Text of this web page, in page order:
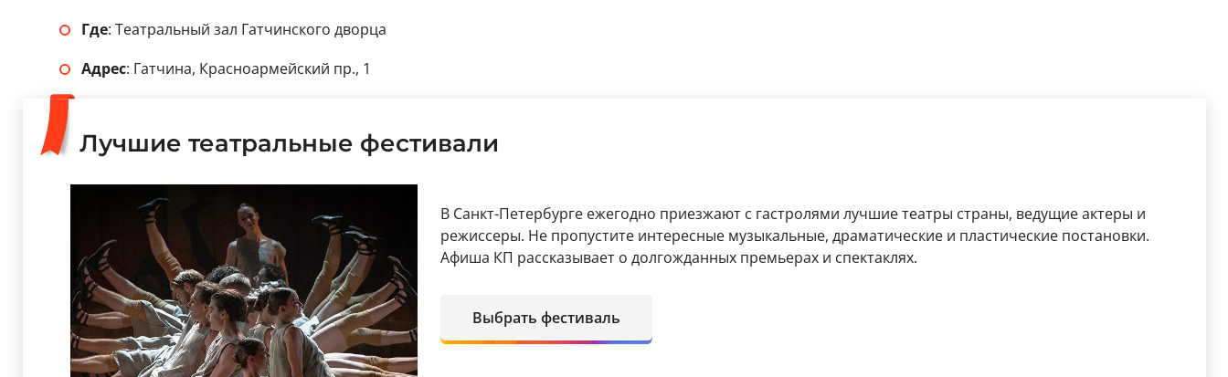
Где: Театральный зал Гатчинского дворца
Адрес: Гатчина, Красноармейский пр., 1
Лучшие театральные фестивали
В Санкт-Петербурге ежегодно приезжают с гастролями лучшие театры страны, ведущие актеры и
режиссеры. Не пропустите интересные музыкальные, драматические и пластические постановки.
Афиша КП рассказывает о долгожданных премьерах и спектаклях.
Выбрать фестиваль